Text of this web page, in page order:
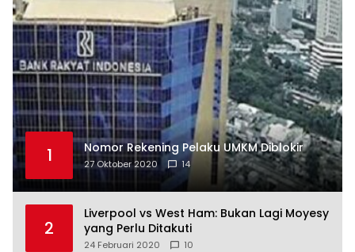
1 Nomor Rekening Pelaku UMKM Diblokir
27 Oktober 2020 14
2
Liverpool vs West Ham: Bukan Lagi Moyesy
yang Perlu Ditakuti
24 Februari 2020 10